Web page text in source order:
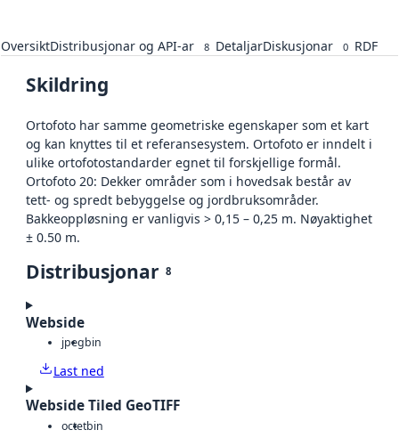
OversiktDistribusjonar og API-ar 8 DetaljarDiskusjonar 0 RDF
Skildring
Ortofoto har samme geometriske egenskaper som et kart
og kan knyttes til et referansesystem. Ortofoto er inndelt i
ulike ortofotostandarder egnet til forskjellige formål.
Ortofoto 20: Dekker områder som i hovedsak består av
tett- og spredt bebyggelse og jordbruksområder.
Bakkeoppløsning er vanligvis > 0,15 – 0,25 m. Nøyaktighet
± 0.50 m.
Distribusjonar 8
Webside
jpegbin
Last ned
Webside Tiled GeoTIFF
octetbin